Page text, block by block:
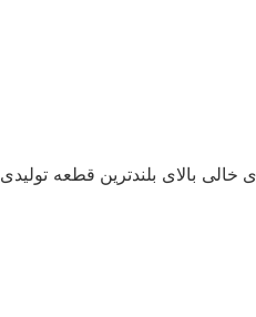
خالی بالای بلندترین قطعه تولیدی